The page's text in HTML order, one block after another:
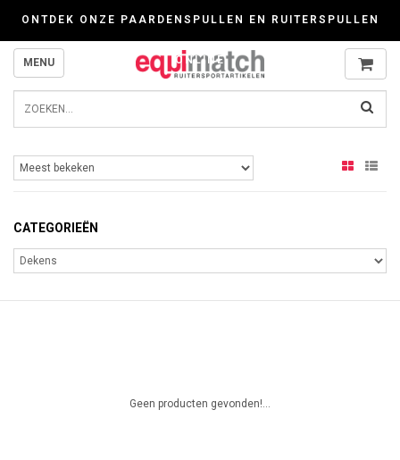
ONTDEK ONZE PAARDENSPULLEN EN RUITERSPULLEN
ONLINE
MENU
CATEGORIEËN
Geen producten gevonden!...
Wij werken zorgvuldig met cookies. Kijk gerust voor meer informatie op onze